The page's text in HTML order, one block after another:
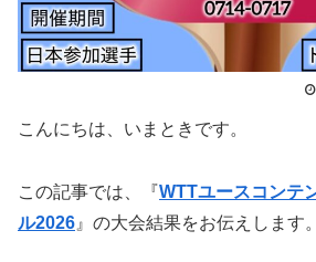
こんにちは、いまときです。
この記事では、『WTTユースコンテ
ル2026 』の大会結果をお伝えします。